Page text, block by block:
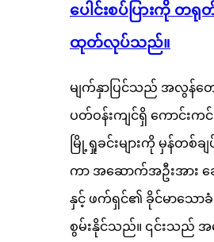
ပေါင်းစပ်ပြားကို တရု
ထုတ်လုပ်သည်။
မျက်နှာပြင်သည် အလွန်တေ
ပတ်ဝန်းကျင်ရှိ ကောင်းက
မြို့ရှုခင်းများကို မှန်တ
ကာ အဆောက်အဦးအား ခ
နှင့် ဖက်ရှင်၏ ခိုင်မာသောခံ
စွမ်းနိုင်သည်။ ၎င်းသည် အ